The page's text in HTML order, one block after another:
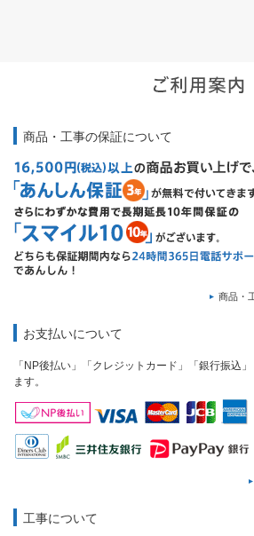
商品・工事の保証について
商品・
お支払いについて
「NP後払い」「クレジットカード」「銀行振込
ます。
工事について